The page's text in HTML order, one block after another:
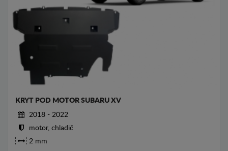
KRYT POD MOTOR SUBARU XV
2018 - 2022
motor, chladič
2 mm